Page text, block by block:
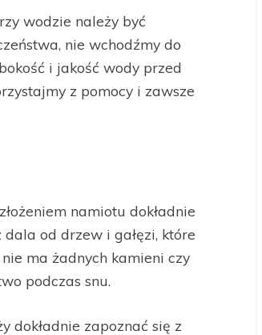
wodzie należy być
nie wchodźmy do
i jakość wody przed
z pomocy i zawsze
namiotu dokładnie
od drzew i gałęzi, które
ma żadnych kamieni czy
podczas snu.
dokładnie zapoznać się z